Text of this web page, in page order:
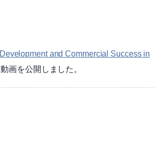
and Commercial Success in
画を公開しました。